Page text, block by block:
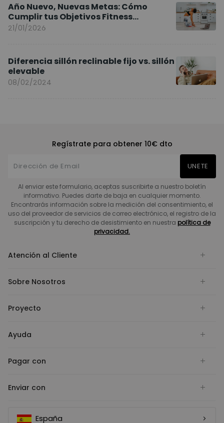
Año Nuevo, Nuevas Metas: Cómo
Cumplir tus Objetivos Fitness
Entrenando en Casa
21/01/2026
Diferencia sillón reclinable fijo vs. sillón
elevable
08/02/2024
Regístrate para obtener 10€ dto
UNETE
Al enviar este formulario, aceptas suscribirte a nuestro boletín
informativo. Puedes darte de baja en cualquier momento.
Encontrarás información sobre la medición del consentimiento, el
uso del proveedor de servicios de correo electrónico, el registro de la
suscripción y tu derecho de desistimiento en nuestra política de
privacidad.
Atención al Cliente
Sobre Nosotros
Proyecto
Ayuda
Pagar con
Enviar con
España